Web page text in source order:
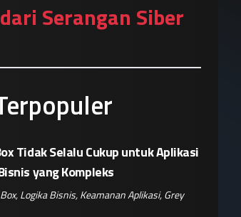
Serangan Siber
Tidak Selalu Cukup untuk Aplikasi
yang Kompleks
,Logika Bisnis,Keamanan Aplikasi,Grey